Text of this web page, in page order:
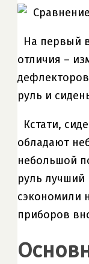
На первый
отличия –
руль и
Кстати,
обладают
небольшой
руль лучший
сэкономили
приборов